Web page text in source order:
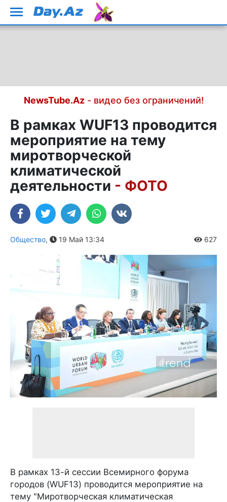
NewsTube.Az- видео без ограничений!
В рамках WUF13 проводится
мероприятие на тему
миротворческой
климатической
деятельности - ФОТО
Общество, 19 Май 13:34 627
В рамках 13-й сессии Всемирного форума
городов (WUF13) проводится мероприятие на
тему "Миротворческая климатическая